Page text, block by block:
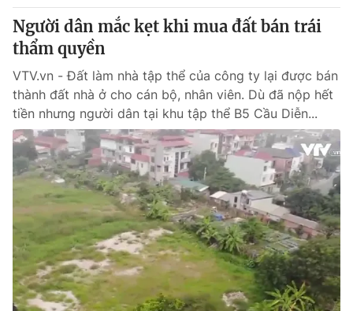
VTV4 Vươn mình bằng AI
VTV9
Liên hệ tòa soạn English
THỜI BÁO VTV
Theo dõi báo trên
Cơ quan chủ quản:Đài Truyền hình Việt Nam
Cơ quan báo chí: Thời báo VTV
Người dân mắc kẹt khi mua đất bán trái
thẩm quyền
VTV.vn - Đất làm nhà tập thể của công ty lại được bán
thành đất nhà ở cho cán bộ, nhân viên. Dù đã nộp hết
tiền nhưng người dân tại khu tập thể B5 Cầu Diễn...